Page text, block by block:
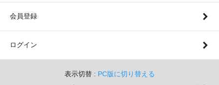
会員登録
ログイン
表示切替 : PC版に切り替える